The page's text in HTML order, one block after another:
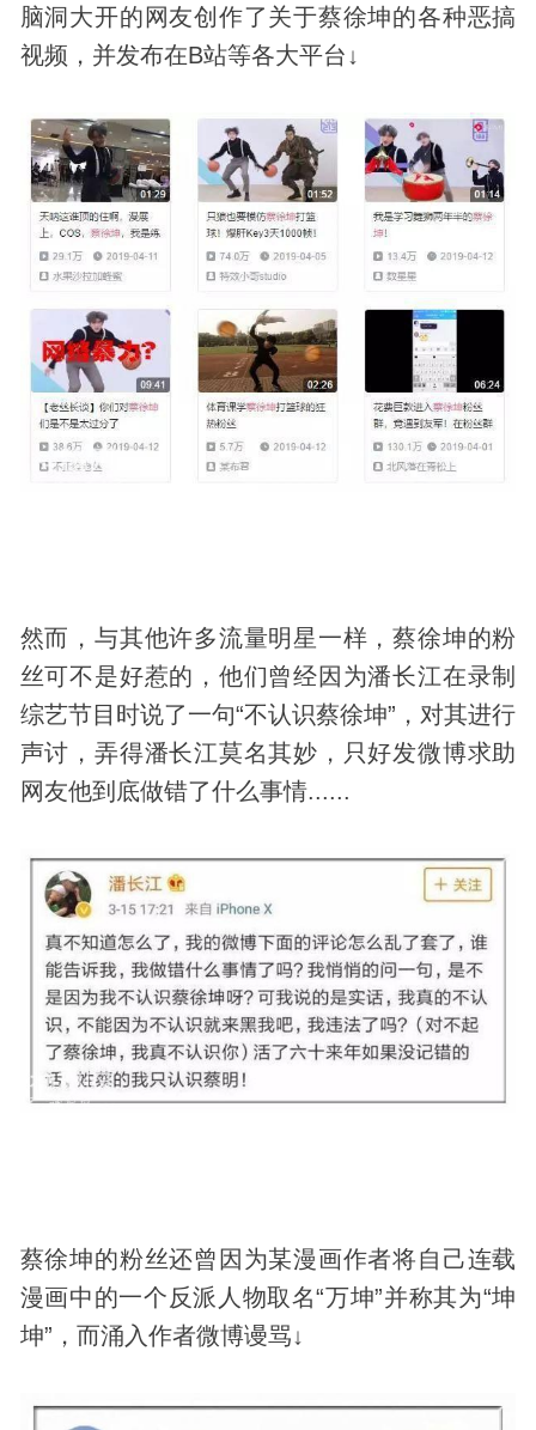
脑洞大开的网友创作了关于蔡徐坤的各种恶搞
视频，并发布在B站等各大平台↓
然而，与其他许多流量明星一样，蔡徐坤的粉
丝可不是好惹的，他们曾经因为潘长江在录制
综艺节目时说了一句“不认识蔡徐坤”，对其进行
声讨，弄得潘长江莫名其妙，只好发微博求助
网友他到底做错了什么事情......
蔡徐坤的粉丝还曾因为某漫画作者将自己连载
漫画中的一个反派人物取名“万坤”并称其为“坤
坤”，而涌入作者微博谩骂↓